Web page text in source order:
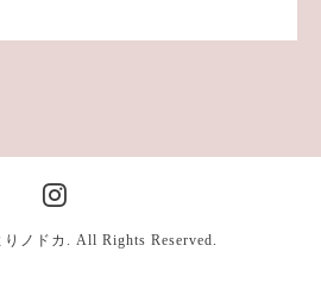
ノドカ . All Rights Reserved.